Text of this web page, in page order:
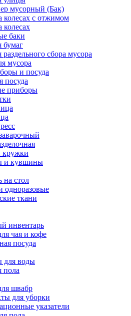
мусорный (Бак)
колесах с отжимом
колесах
баки
бумаг
раздельного сбора мусора
мусора
и посуда
посуда
приборы
и кувшины
на стол
одноразовые
ткани
инвентарь
чая и кофе
посуда
для воды
пола
швабр
для уборки
указатели